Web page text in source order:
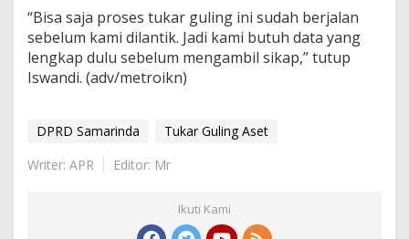
“Bisa saja proses tukar guling ini sudah berjalan
sebelum kami dilantik. Jadi kami butuh data yang
lengkap dulu sebelum mengambil sikap,” tutup
Iswandi. (adv/metroikn)
DPRD Samarinda
Tukar Guling Aset
Writer: APR
Editor: Mr
Ikuti Kami